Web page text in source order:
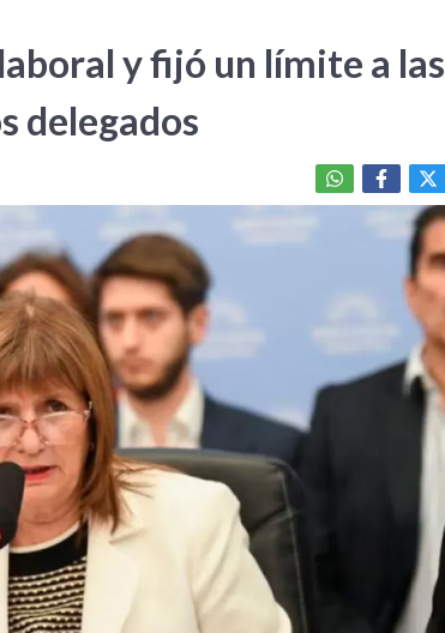
y fijó un límite a las
delegados